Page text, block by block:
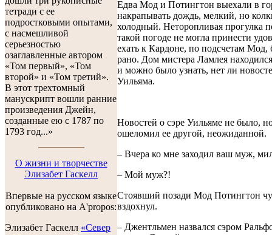
тетради с ее
подростковыми опытами,
с насмешливой
серьезностью
озаглавленные автором
«Том первый», «Том
второй» и «Том третий».
В этот трехтомный
манускрипт вошли ранние
произведения Джейн,
созданные ею с 1787 по
1793 год...»
О жизни и творчестве
Элизабет Гаскелл
Впервые на русском языке
опубликовано на A'propos:
Элизабет Гаскелл «Север
Едва Мод и Потингтон выехали в
накрапывать дождь, мелкий, но
холодный. Неторопливая прогулка
такой погоде не могла принести
ехать к Кардоне, по подсчетам
рано. Дом мистера Ламлея
и можно было узнать, нет ли
Уильяма.
Новостей о сэре Уильяме не было,
ошеломил ее другой, неожиданной.
– Вчера ко мне заходил ваш муж,
– Мой муж?!
Стоявший позади Мод Потингтон
вздохнул.
– Джентльмен назвался сэром